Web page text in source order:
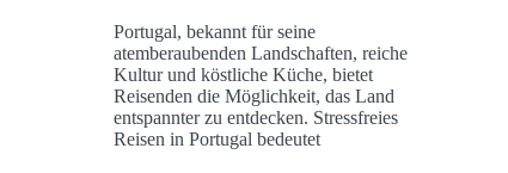
Portugal, bekannt für seine
atemberaubenden Landschaften, reiche
Kultur und köstliche Küche, bietet
Reisenden die Möglichkeit, das Land
entspannter zu entdecken. Stressfreies
Reisen in Portugal bedeutet